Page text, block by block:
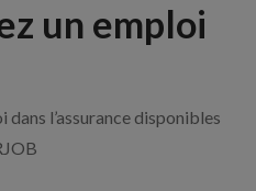
un emploi
l’assurance disponibles